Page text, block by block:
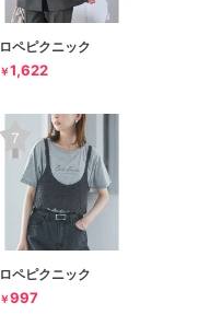
ロペピクニック
￥1,622
ロペピクニック
￥997